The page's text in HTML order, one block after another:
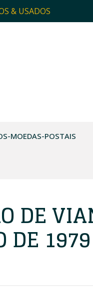
& USADOS
MOEDAS-POSTAIS
DE
DE 1979